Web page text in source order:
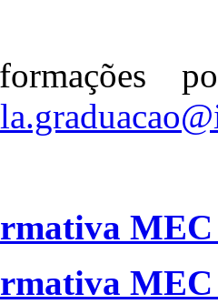
MEC
MEC